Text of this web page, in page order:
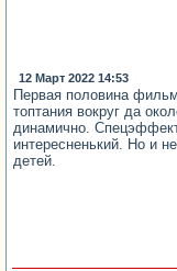
12 Март 2022 14:53
Первая половина
топтания вокруг да
динамично.
интересненький. Но и
детей.